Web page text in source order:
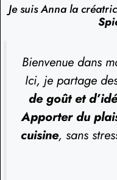
Je suis Anna la
Bienvenue dans
Ici, je partage
de goût et
Apporter du
cuisine, sans